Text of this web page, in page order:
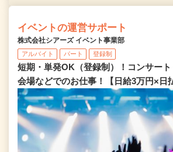
イベントの運営サポート
株式会社シアーズ イベント事業部
アルバイト パート 登録制
短期・単発OK（登録制）！コンサー
会場などでのお仕事！【日給3万円×日